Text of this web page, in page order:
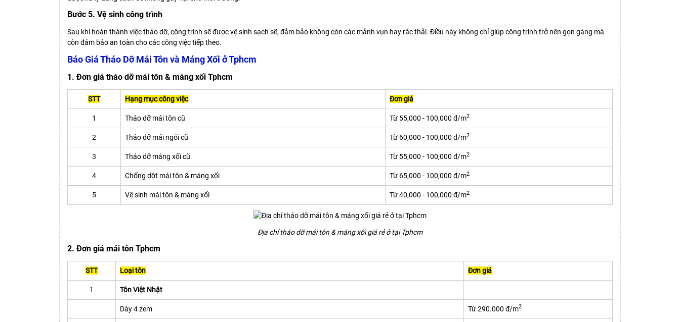
Bước 5. Vệ sinh công trình
Sau khi hoàn thành việc tháo dỡ, công trình sẽ được vệ sinh sạch sẽ, đảm bảo không còn các mảnh vụn hay rác thải. Điều này không chỉ giúp công trình trở nên gọn gàng mà
còn đảm bảo an toàn cho các công việc tiếp theo.
Báo Giá Tháo Dỡ Mái Tôn và Máng Xối ở Tphcm
1. Đơn giá tháo dỡ mái tôn & máng xối Tphcm
STT Hạng mục công việc Đơn giá
1 Tháo dỡ mái tôn cũ Từ 55,000 - 100,000 đ/m2
2 Tháo dỡ mái ngói cũ Từ 60,000 - 100,000 đ/m2
3 Tháo dỡ máng xối cũ Từ 55,000 - 100,000 đ/m2
4 Chống dột mái tôn & máng xối Từ 65,000 - 100,000 đ/m2
5 Vệ sinh mái tôn & máng xối Từ 40,000 - 100,000 đ/m2
Địa chỉ tháo dỡ mái tôn & máng xối giá rẻ ở tại Tphcm
2. Đơn giá mái tôn Tphcm
STT Loại tôn Đơn giá
1 Tôn Việt Nhật
Dày 4 zem Từ 290.000 đ/m2